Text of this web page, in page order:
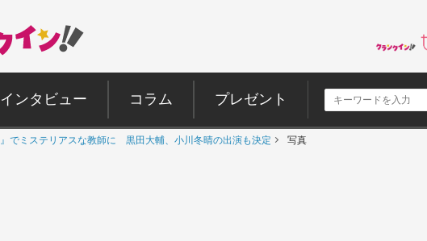
インタビュー コラム プレゼント
でミステリアスな教師に 黒田大輔、小川冬晴の出演も決定 写真